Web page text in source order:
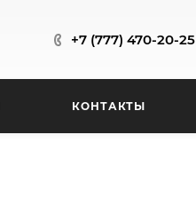
+7 (777) 470-20-25
КОНТАКТЫ